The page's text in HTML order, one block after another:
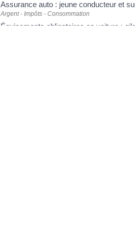
Assurance auto : jeune conducteur et
Argent - Impôts - Consommation
Équipements obligatoires en voiture :